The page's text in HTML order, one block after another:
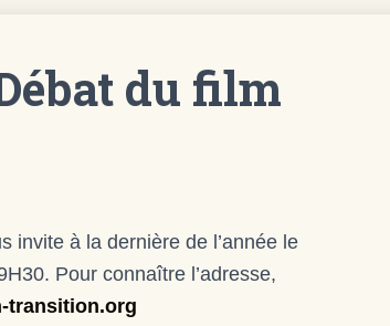
du film
invite à la dernière de l’année le
Pour connaître l’adresse,
transition.org